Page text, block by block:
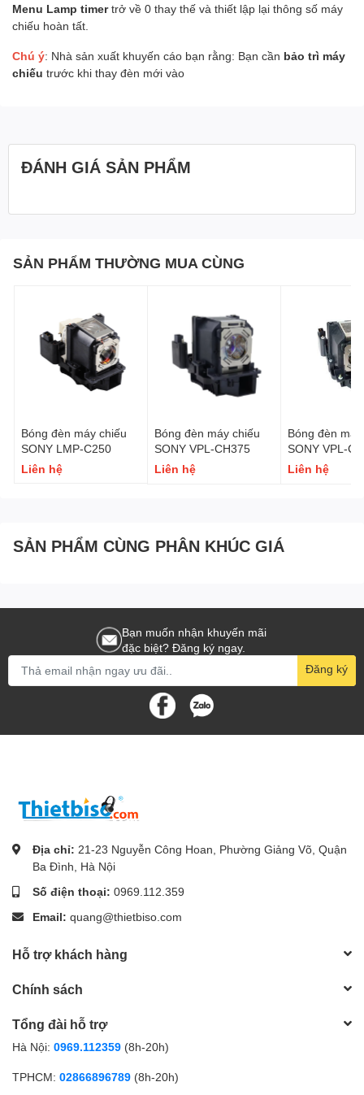
Menu Lamp timertrở về 0 thay thế và thiết lập lại thông số máy
chiếu hoàn tất.
Chú ý: Nhà sản xuất khuyến cáo bạn rằng: Bạn cần bảo trì máy
chiếu trước khi thay đèn mới vào
ĐÁNH GIÁ SẢN PHẨM
SẢN PHẨM THƯỜNG MUA CÙNG
Bóng đèn máy chiếu
SONY LMP-C250
Liên hệ
Bóng đèn máy chiếu
SONY VPL-CH375
Liên hệ
Bóng đèn
SONY VPL-
Liên hệ
SẢN PHẨM CÙNG PHÂN KHÚC GIÁ
Bạn muốn nhận khuyến mãi
đặc biệt? Đăng ký ngay.
Đăng ký
Địa chỉ: 21-23 Nguyễn Công Hoan, Phường Giảng Võ, Quận
Ba Đình, Hà Nội
Số điện thoại: 0969.112.359
Email: quang@thietbiso.com
Hỗ trợ khách hàng
Chính sách
Tổng đài hỗ trợ
Hà Nội: 0969.112359 (8h-20h)
TPHCM: 02866896789 (8h-20h)